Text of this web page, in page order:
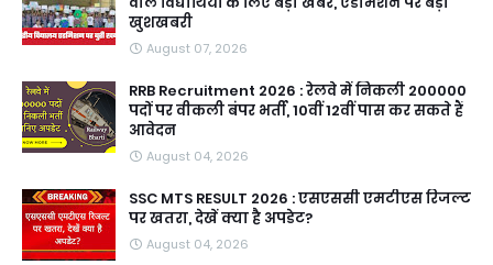
खुशखबरी
August 07, 2026
RRB Recruitment 2026 : रेलवे में निकली 200000
पदों पर वीकली बंपर भर्ती, 10वीं 12वीं पास कर सकते हैं
आवेदन
August 04, 2026
SSC MTS RESULT 2026 : एसएससी एमटीएस रिजल्ट
पर खतरा, देखें क्या है अपडेट?
August 04, 2026